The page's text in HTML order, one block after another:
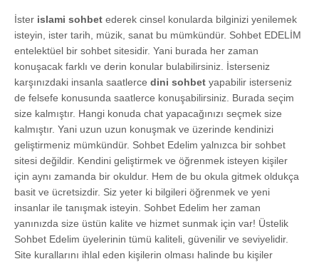
İster islami sohbet ederek cinsel konularda bilginizi yenilemek
isteyin, ister tarih, müzik, sanat bu mümkündür. Sohbet EDELİM
entelektüel bir sohbet sitesidir. Yani burada her zaman
konuşacak farklı ve derin konular bulabilirsiniz. İsterseniz
karşınızdaki insanla saatlerce dini sohbet yapabilir isterseniz
de felsefe konusunda saatlerce konuşabilirsiniz. Burada seçim
size kalmıştır. Hangi konuda chat yapacağınızı seçmek size
kalmıştır. Yani uzun uzun konuşmak ve üzerinde kendinizi
geliştirmeniz mümkündür. Sohbet Edelim yalnızca bir sohbet
sitesi değildir. Kendini geliştirmek ve öğrenmek isteyen kişiler
için aynı zamanda bir okuldur. Hem de bu okula gitmek oldukça
basit ve ücretsizdir. Siz yeter ki bilgileri öğrenmek ve yeni
insanlar ile tanışmak isteyin. Sohbet Edelim her zaman
yanınızda size üstün kalite ve hizmet sunmak için var! Üstelik
Sohbet Edelim üyelerinin tümü kaliteli, güvenilir ve seviyelidir.
Site kurallarını ihlal eden kişilerin olması halinde bu kişiler